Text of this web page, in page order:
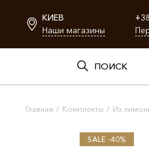
КИЕВ
Наши магазины
ПОИСК
Главная / Комплекты / Из
SALE -40%